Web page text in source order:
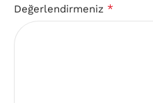
Değerlendirmeniz *